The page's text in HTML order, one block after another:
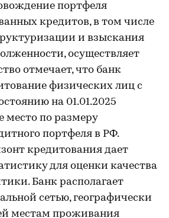
портфеля
кредитов, в том числе
и взыскания
осуществляет
отмечает, что банк
физических лиц с
на 01.01.2025
место по размеру
портфеля в РФ.
кредитования дает
для оценки качества
Банк располагает
сетью, географически
местам проживания